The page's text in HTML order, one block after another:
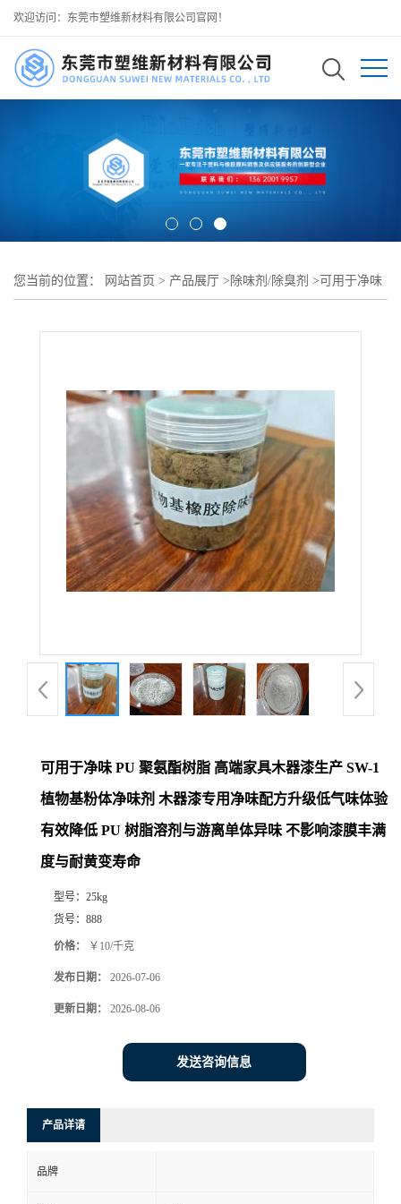
欢迎访问：东莞市塑维新材料有限公司官网！
您当前的位置： 网站首页 > 产品展厅 > 除味剂/除臭剂 >可用于净味
异味 不影响漆膜丰满度与耐黄变寿命
可用于净味 PU 聚氨酯树脂 高端家具木器漆生产 SW-1
植物基粉体净味剂 木器漆专用净味配方升级低气味体验
有效降低 PU 树脂溶剂与游离单体异味 不影响漆膜丰满
度与耐黄变寿命
型号： 25kg
货号： 888
价格： ￥10/千克
发布日期： 2026-07-06
更新日期： 2026-08-06
发送咨询信息
产品详请
品牌